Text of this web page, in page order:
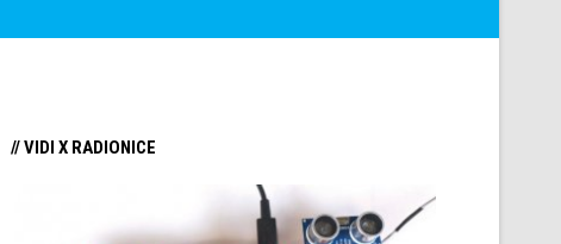
// VIDI X RADIONICE